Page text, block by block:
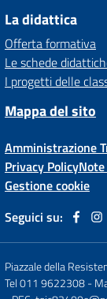
La didattica
Offerta formativa
Le schede
I progetti delle
Mappa del sito
Amministrazione
Privacy Policy
Gestione cookie
Seguici su:
Piazzale della
Tel 011 9622308-